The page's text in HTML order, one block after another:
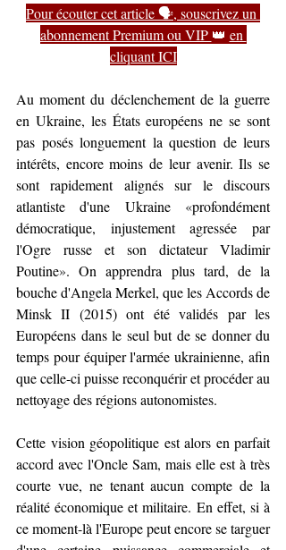
Pour écouter cet article 🗣️, souscrivez un
abonnement Premium ou VIP 👑 en
cliquant ICI
Au moment du déclenchement de la guerre
en Ukraine, les États européens ne se sont
pas posés longuement la question de leurs
intérêts, encore moins de leur avenir. Ils se
sont rapidement alignés sur le discours
atlantiste d'une Ukraine «profondément
démocratique, injustement agressée par
l'Ogre russe et son dictateur Vladimir
Poutine». On apprendra plus tard, de la
bouche d'Angela Merkel, que les Accords de
Minsk II (2015) ont été validés par les
Européens dans le seul but de se donner du
temps pour équiper l'armée ukrainienne, afin
que celle-ci puisse reconquérir et procéder au
nettoyage des régions autonomistes.
Cette vision géopolitique est alors en parfait
accord avec l'Oncle Sam, mais elle est à très
courte vue, ne tenant aucun compte de la
réalité économique et militaire. En effet, si à
ce moment-là l'Europe peut encore se targuer